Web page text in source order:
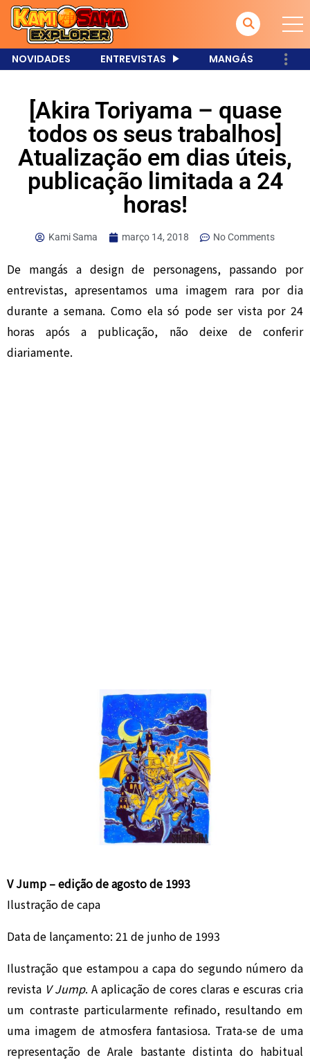
NOVIDADES ENTREVISTAS MANGÁS
[Akira Toriyama – quase
todos os seus trabalhos]
Atualização em dias úteis,
publicação limitada a 24
horas!
Kami Sama março 14, 2018 No Comments
De mangás a design de personagens, passando por
entrevistas, apresentamos uma imagem rara por dia
durante a semana. Como ela só pode ser vista por 24
horas após a publicação, não deixe de conferir
diariamente.
V Jump – edição de agosto de 1993
Ilustração de capa
Data de lançamento: 21 de junho de 1993
Ilustração que estampou a capa do segundo número da
revista V Jump. A aplicação de cores claras e escuras cria
um contraste particularmente refinado, resultando em
uma imagem de atmosfera fantasiosa. Trata-se de uma
representação de Arale bastante distinta do habitual